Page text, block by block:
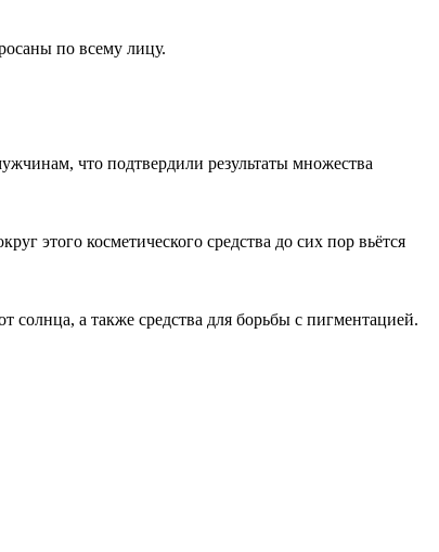
по всему лицу.
что подтвердили результаты множества
этого косметического средства до сих пор вьётся
солнца, а также средства для борьбы с пигментацией.